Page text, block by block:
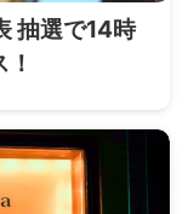
抽選で14時